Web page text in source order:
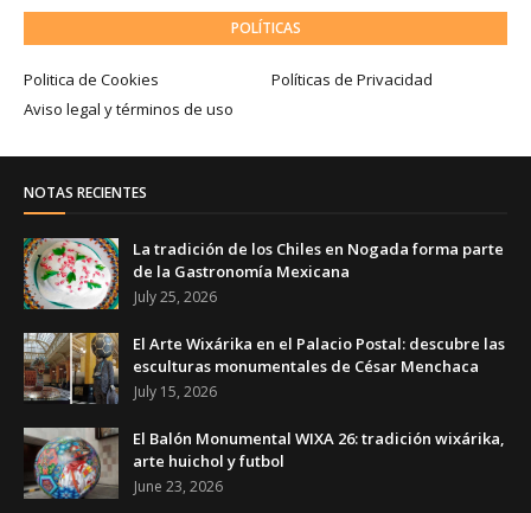
POLÍTICAS
Politica de Cookies
Políticas de Privacidad
Aviso legal y términos de uso
NOTAS RECIENTES
La tradición de los Chiles en Nogada forma parte
de la Gastronomía Mexicana
July 25, 2026
El Arte Wixárika en el Palacio Postal: descubre las
esculturas monumentales de César Menchaca
July 15, 2026
El Balón Monumental WIXA 26: tradición wixárika,
arte huichol y futbol
June 23, 2026